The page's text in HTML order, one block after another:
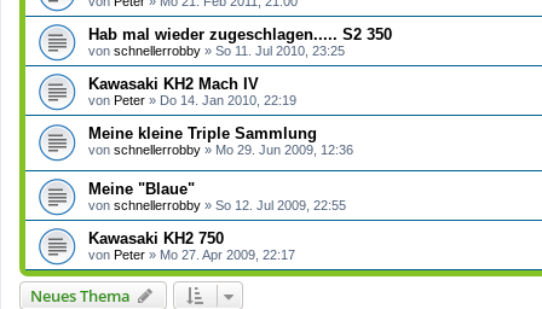
Hab mal wieder zugeschlagen..... S2 350
von schnellerrobby » So 11. Jul 2010, 23:25
Kawasaki KH2 Mach IV
von Peter » Do 14. Jan 2010, 22:19
Meine kleine Triple Sammlung
von schnellerrobby » Mo 29. Jun 2009, 12:36
Meine "Blaue"
von schnellerrobby » So 12. Jul 2009, 22:55
Kawasaki KH2 750
von Peter » Mo 27. Apr 2009, 22:17
Neues Thema